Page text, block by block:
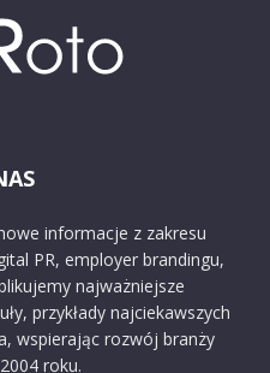
informacje z zakresu
PR, employer brandingu,
najważniejsze
przykłady najciekawszych
wspierając rozwój branży
roku.